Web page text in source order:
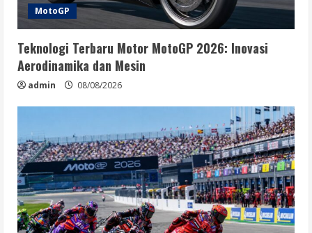
MotoGP
Teknologi Terbaru Motor MotoGP 2026: Inovasi
Aerodinamika dan Mesin
admin 08/08/2026